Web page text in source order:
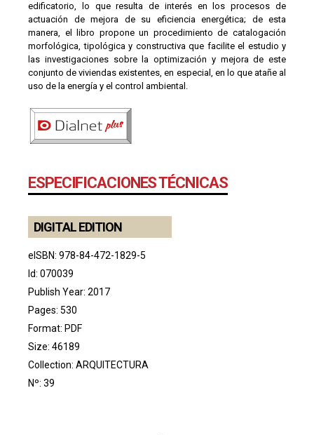
edificatorio, lo que resulta de interés en los procesos de
actuación de mejora de su eficiencia energética; de esta
manera, el libro propone un procedimiento de catalogación
morfológica, tipológica y constructiva que facilite el estudio y
las investigaciones sobre la optimización y mejora de este
conjunto de viviendas existentes, en especial, en lo que atañe al
uso de la energía y el control ambiental.
ESPECIFICACIONES TÉCNICAS
DIGITAL EDITION
eISBN: 978-84-472-1829-5
Id: 070039
Publish Year: 2017
Pages: 530
Format: PDF
Size: 46189
Collection: ARQUITECTURA
Nº: 39